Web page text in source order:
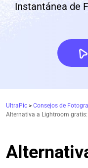
Instantánea de
UltraPic > Consejos de
Alternativa a Lightroom